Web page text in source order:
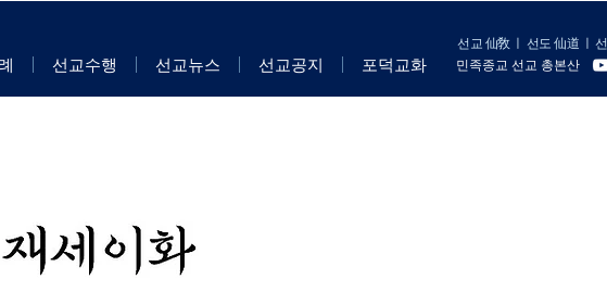
선교 仙敎 선도 仙道
민족종교 선교 총본산
선교수행 선교뉴스 선교공지 포덕교화